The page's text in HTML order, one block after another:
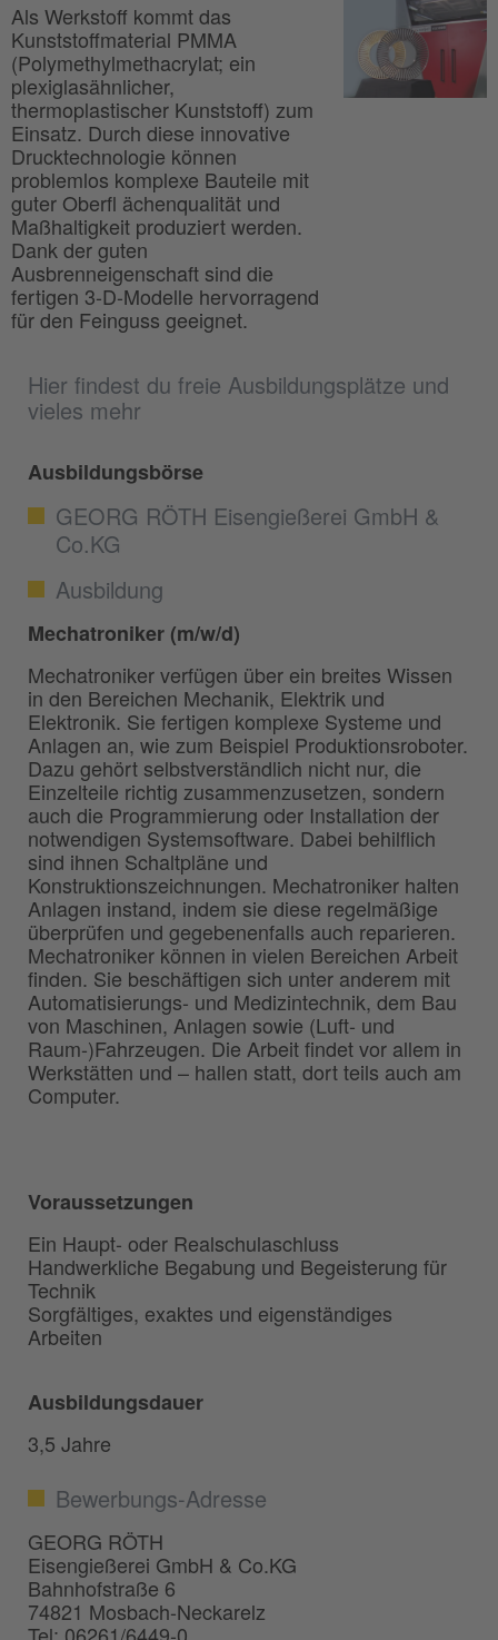
Hier findest du freie Ausbildungsplätze und
vieles mehr
Ausbildungsbörse
GEORG RÖTH Eisengießerei GmbH &
Co.KG
Ausbildung
Mechatroniker (m/w/d)
Mechatroniker verfügen über ein breites Wissen
in den Bereichen Mechanik, Elektrik und
Elektronik. Sie fertigen komplexe Systeme und
Anlagen an, wie zum Beispiel Produktionsroboter.
Dazu gehört selbstverständlich nicht nur, die
Einzelteile richtig zusammenzusetzen, sondern
auch die Programmierung oder Installation der
notwendigen Systemsoftware. Dabei behilflich
sind ihnen Schaltpläne und
Konstruktionszeichnungen. Mechatroniker halten
Anlagen instand, indem sie diese regelmäßige
überprüfen und gegebenenfalls auch reparieren.
Mechatroniker können in vielen Bereichen Arbeit
finden. Sie beschäftigen sich unter anderem mit
Automatisierungs- und Medizintechnik, dem Bau
von Maschinen, Anlagen sowie (Luft- und
Raum-)Fahrzeugen. Die Arbeit findet vor allem in
Werkstätten und – hallen statt, dort teils auch am
Computer.
Voraussetzungen
Ein Haupt- oder Realschulaschluss
Handwerkliche Begabung und Begeisterung für
Technik
Sorgfältiges, exaktes und eigenständiges
Arbeiten
Ausbildungsdauer
3,5 Jahre
Bewerbungs-Adresse
GEORG RÖTH
Eisengießerei GmbH & Co.KG
Bahnhofstraße 6
74821 Mosbach-Neckarelz
Als Werkstoff kommt das
Kunststoffmaterial PMMA
(Polymethylmethacrylat; ein
plexiglasähnlicher,
thermoplastischer Kunststoff) zum
Einsatz. Durch diese innovative
Drucktechnologie können
problemlos komplexe Bauteile mit
guter Oberfl ächenqualität und
Maßhaltigkeit produziert werden.
Dank der guten
Ausbrenneigenschaft sind die
fertigen 3-D-Modelle hervorragend
für den Feinguss geeignet.